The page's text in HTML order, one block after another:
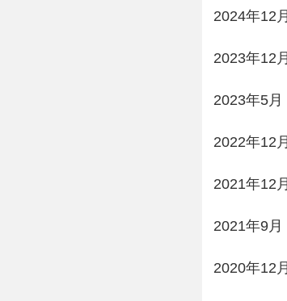
2024年12月
2023年12月
2023年5月
2022年12月
2021年12月
2021年9月
2020年12月